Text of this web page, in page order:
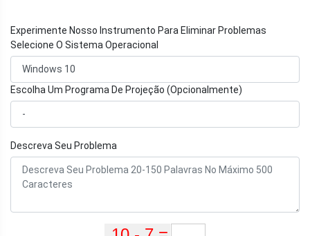
Experimente Nosso Instrumento Para Eliminar Problemas
Selecione O Sistema Operacional
Escolha Um Programa De Projeção (Opcionalmente)
Descreva Seu Problema